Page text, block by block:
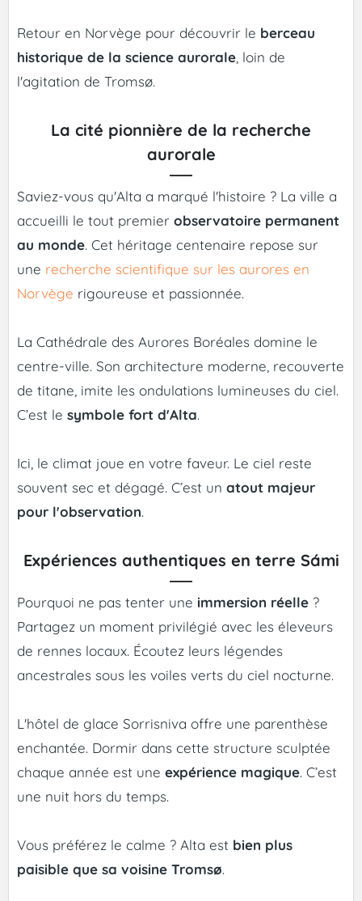
Retour en Norvège pour découvrir le berceau
historique de la science aurorale , loin de
l'agitation de Tromsø.
La cité pionnière de la recherche
aurorale
Saviez-vous qu'Alta a marqué l'histoire ? La ville a
accueilli le tout premier observatoire permanent
au monde. Cet héritage centenaire repose sur
une recherche scientifique sur les aurores en
Norvège rigoureuse et passionnée.
La Cathédrale des Aurores Boréales domine le
centre-ville. Son architecture moderne, recouverte
de titane, imite les ondulations lumineuses du ciel.
C’est le symbole fort d'Alta.
Ici, le climat joue en votre faveur. Le ciel reste
souvent sec et dégagé. C’est un atout majeur
pour l'observation.
Expériences authentiques en terre Sámi
Pourquoi ne pas tenter une immersion réelle ?
Partagez un moment privilégié avec les éleveurs
de rennes locaux. Écoutez leurs légendes
ancestrales sous les voiles verts du ciel nocturne.
L'hôtel de glace Sorrisniva offre une parenthèse
enchantée. Dormir dans cette structure sculptée
chaque année est une expérience magique. C’est
une nuit hors du temps.
Vous préférez le calme ? Alta est bien plus
paisible que sa voisine Tromsø.